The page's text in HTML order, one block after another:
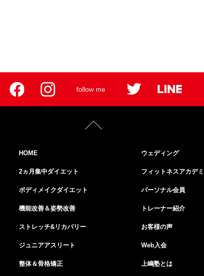
follow me
HOME
2ヵ月集中ダイエット
ボディメイクダイエット
機能改善＆姿勢改善
ストレッチ&リカバリー
ジュニアアスリート
整体＆骨格矯正
ウェディング
フィットネスアカデ
パーソナル会員
トレーナー紹介
お客様の声
Web入会
上嶋塾とは